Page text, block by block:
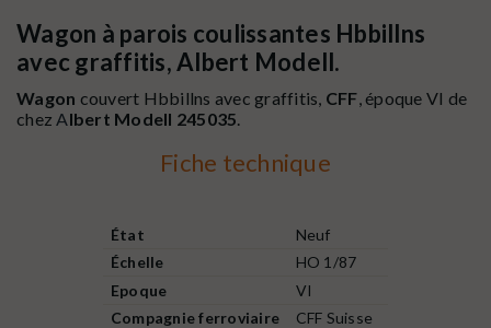
Wagon à parois coulissantes Hbbillns
avec graffitis, Albert Modell.
Wagon couvert Hbbillns avec graffitis, CFF , époque VI de
chez Albert Modell 245035
Fiche technique
État
Neuf
Échelle
HO 1/87
Epoque
VI
Compagnie ferroviaire
CFF Suisse